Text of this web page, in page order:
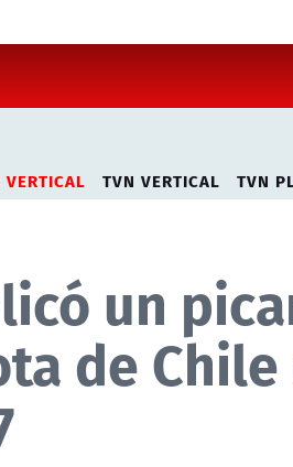
TVN VERTICAL TVN
un
de Chile